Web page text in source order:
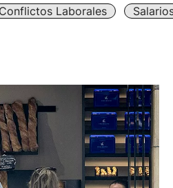
Conflictos Laborales